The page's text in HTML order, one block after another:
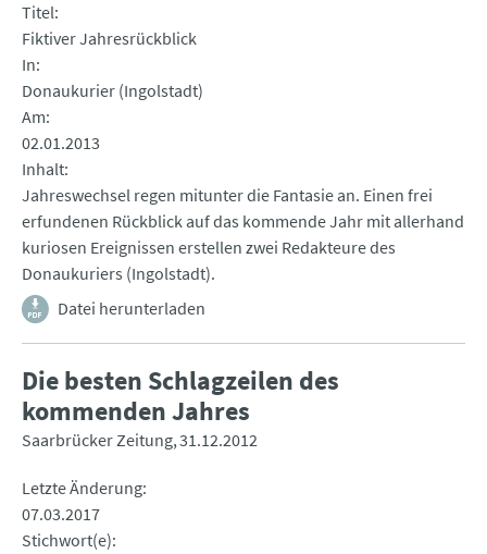
Titel
Fiktiver Jahresrückblick
In
Donaukurier (Ingolstadt)
Am
02.01.2013
Inhalt
Jahreswechsel regen mitunter die Fantasie an. Einen frei
erfundenen Rückblick auf das kommende Jahr mit allerhand
kuriosen Ereignissen erstellen zwei Redakteure des
Donaukuriers (Ingolstadt).
Datei herunterladen
Die besten Schlagzeilen des
kommenden Jahres
Saarbrücker Zeitung 31.12.2012
Letzte Änderung
07.03.2017
Stichwort(e)